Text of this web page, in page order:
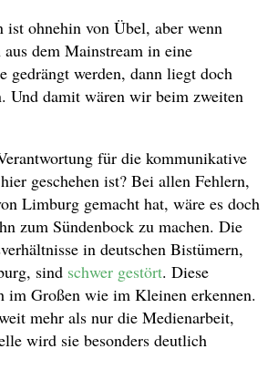
ist ohnehin von Übel, aber wenn
aus dem Mainstream in eine
gedrängt werden, dann liegt doch
Und damit wären wir beim zweiten
für die kommunikative
geschehen ist? Bei allen Fehlern,
Limburg gemacht hat, wäre es doch
zum Sündenbock zu machen. Die
in deutschen Bistümern,
sind schwer gestört. Diese
im Großen wie im Kleinen erkennen.
mehr als nur die Medienarbeit,
wird sie besonders deutlich